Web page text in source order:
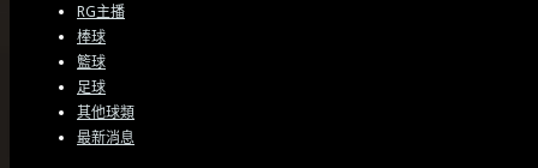
RG主播
棒球
籃球
足球
其他球類
最新消息